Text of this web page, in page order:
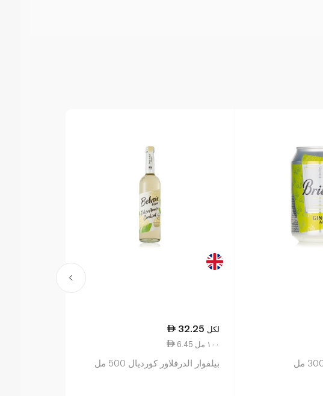
32.25 لكل
6.45 ١٠٠ مل
بيلفوار الدرفلاور كورديال 500 مل